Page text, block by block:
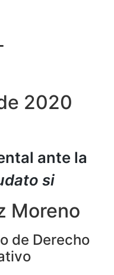
2020
ante la
si
Moreno
de Derecho